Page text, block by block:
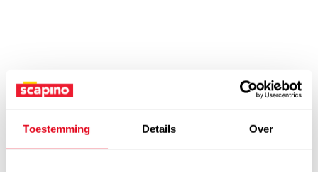
Toestemming Details Over